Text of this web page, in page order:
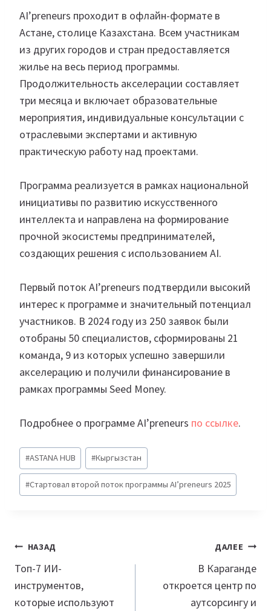
AI’preneurs проходит в офлайн-формате в
Астане, столице Казахстана. Всем участникам
из других городов и стран предоставляется
жилье на весь период программы.
Продолжительность акселерации составляет
три месяца и включает образовательные
мероприятия, индивидуальные консультации с
отраслевыми экспертами и активную
практическую работу над проектами.
Программа реализуется в рамках национальной
инициативы по развитию искусственного
интеллекта и направлена на формирование
прочной экосистемы предпринимателей,
создающих решения с использованием AI.
Первый поток AI’preneurs подтвердили высокий
интерес к программе и значительный потенциал
участников. В 2024 году из 250 заявок были
отобраны 50 специалистов, сформированы 21
команда, 9 из которых успешно завершили
акселерацию и получили финансирование в
рамках программы Seed Money.
Подробнее о программе AI’preneurs по ссылке.
Метки
записи:
#ASTANA HUB #Кыргызстан
#Стартовал второй поток программы AI’preneurs 2025
Навигация
по
записям
НАЗАД
Топ-7 ИИ-
инструментов,
которые используют
ДАЛЕЕ
В Караганде
откроется центр по
аутсорсингу и